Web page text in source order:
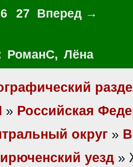
27 Вперед →
РоманС, Лёна
» Российская
округ »
уезд »